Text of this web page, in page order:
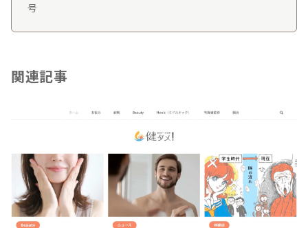
号
関連記事